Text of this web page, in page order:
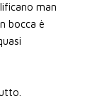
man
bocca è